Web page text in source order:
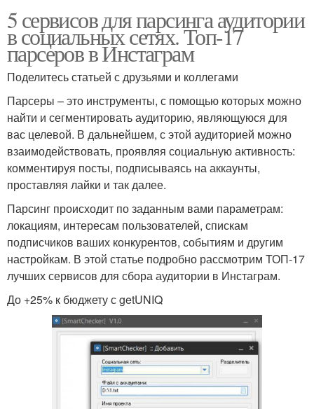
5 сервисов для парсинга аудитории
в социальных сетях. Топ-17
парсеров в Инстаграм
Поделитесь статьей с друзьями и коллегами
Парсеры – это инструменты, с помощью которых можно
найти и сегментировать аудиторию, являющуюся для
вас целевой. В дальнейшем, с этой аудиторией можно
взаимодействовать, проявляя социальную активность:
комментируя посты, подписываясь на аккаунты,
проставляя лайки и так далее.
Парсинг происходит по заданным вами параметрам:
локациям, интересам пользователей, спискам
подписчиков ваших конкурентов, событиям и другим
настройкам. В этой статье подробно рассмотрим ТОП-17
лучших сервисов для сбора аудитории в Инстаграм.
До +25% к бюджету с getUNIQ